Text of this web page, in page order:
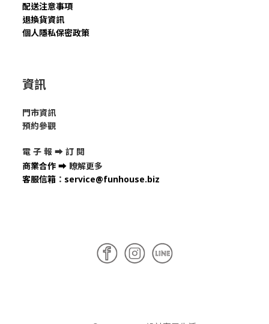
配送注意事項
退換貨資訊
個人隱私保密政策
資訊
門市資訊
預約參觀
電 子 報 ➡ 訂 閱
商業合作 ➡ 瞭解更多
客服信箱 ： service@funhouse.biz